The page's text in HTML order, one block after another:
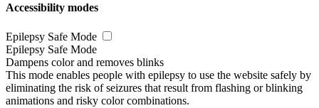
Accessibility modes
Epilepsy Safe Mode
Epilepsy Safe Mode
Dampens color and removes blinks
This mode enables people with epilepsy to use the website safely by
eliminating the risk of seizures that result from flashing or blinking
animations and risky color combinations.